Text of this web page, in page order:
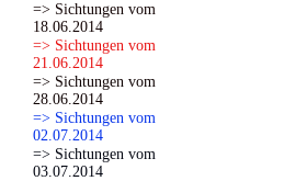
=> Sichtungen vom
18.06.2014
=> Sichtungen vom
21.06.2014
=> Sichtungen vom
28.06.2014
=> Sichtungen vom
02.07.2014
=> Sichtungen vom
03.07.2014